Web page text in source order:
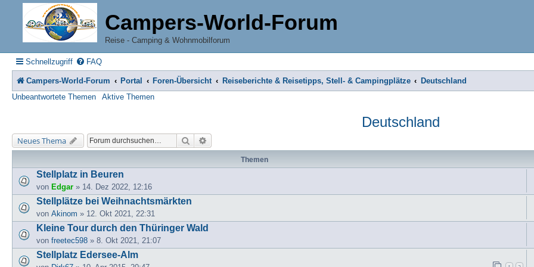
Campers-World-Forum
Reise - Camping & Wohnmobilforum
Schnellzugriff FAQ
Campers-World-Forum Portal Foren-Übersicht Reiseberichte & Reisetipps, Stell- & Campingplätze
Deutschland
Unbeantwortete Themen
Aktive Themen
Deutschland
Neues Thema Suche
Themen
Stellplatz in Beuren
von Edgar » 14. Dez 2022, 12:16
Stellplätze bei Weihnachtsmärkten
von Akinom » 12. Okt 2021, 22:31
Kleine Tour durch den Thüringer Wald
von freetec598 » 8. Okt 2021, 21:07
Stellplatz Edersee-Alm